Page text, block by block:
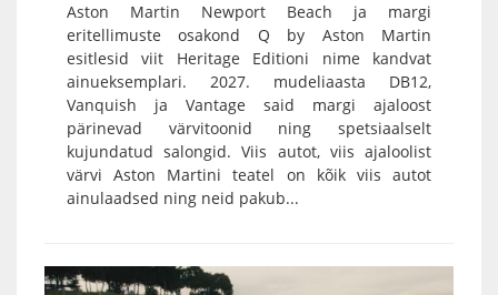
Aston Martin Newport Beach ja margi
eritellimuste osakond Q by Aston Martin
esitlesid viit Heritage Editioni nime kandvat
ainueksemplari. 2027. mudeliaasta DB12,
Vanquish ja Vantage said margi ajaloost
pärinevad värvitoonid ning spetsiaalselt
kujundatud salongid. Viis autot, viis ajaloolist
värvi Aston Martini teatel on kõik viis autot
ainulaadsed ning neid pakub...